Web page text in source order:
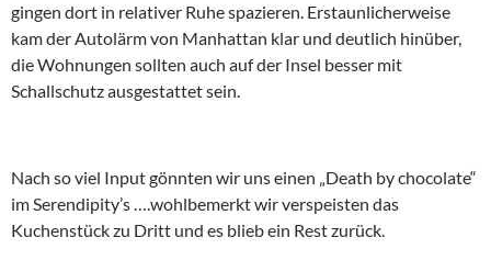
gingen dort in relativer Ruhe spazieren. Erstaunlicherweise
kam der Autolärm von Manhattan klar und deutlich hinüber,
die Wohnungen sollten auch auf der Insel besser mit
Schallschutz ausgestattet sein.
Nach so viel Input gönnten wir uns einen „Death by chocolate“
im Serendipity’s ….wohlbemerkt wir verspeisten das
Kuchenstück zu Dritt und es blieb ein Rest zurück.